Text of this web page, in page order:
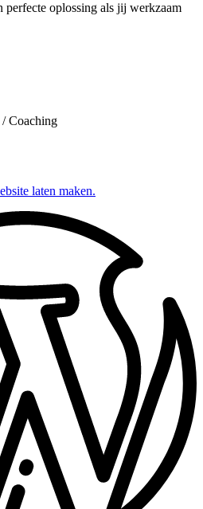
perfecte oplossing als jij werkzaam
Coaching
laten maken.